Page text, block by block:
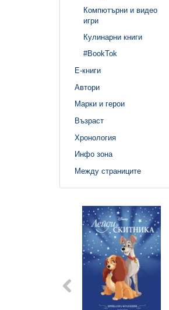
Компютърни и видео
игри
Кулинарни книги
#BookTok
Е-книги
Автори
Марки и герои
Възраст
Хронология
Инфо зона
Между страниците